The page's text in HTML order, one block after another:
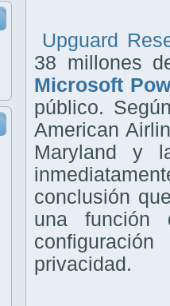
Upguard
38 millones
Microsoft
público.
American
Maryland y
conclusión
una función
privacidad.